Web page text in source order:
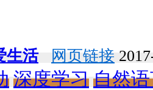
生活 网页链接
深度学习 自然